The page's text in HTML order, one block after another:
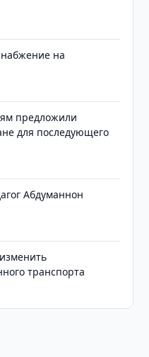
на
предложили
для последующего
Абдуманнон
транспорта